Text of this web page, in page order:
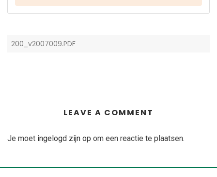
200_v2007009.PDF
LEAVE A COMMENT
Je moet ingelogd zijn op om een reactie te plaatsen.